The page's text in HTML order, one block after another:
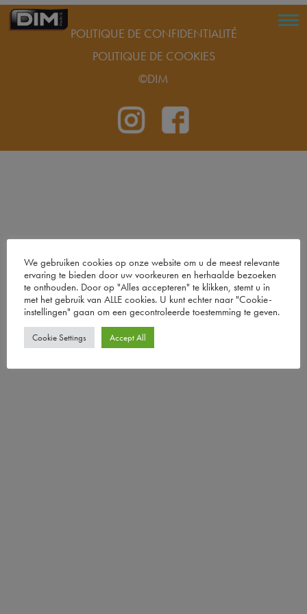
POLITIQUE DE CONFIDENTIALITÉ
POLITIQUE DE COOKIES
©DIM
We gebruiken cookies op onze website om u de meest relevante
ervaring te bieden door uw voorkeuren en herhaalde bezoeken
te onthouden. Door op "Alles accepteren" te klikken, stemt u in
met het gebruik van ALLE cookies. U kunt echter naar "Cookie-
instellingen" gaan om een ​​gecontroleerde toestemming te geven.
Cookie Settings Accept All